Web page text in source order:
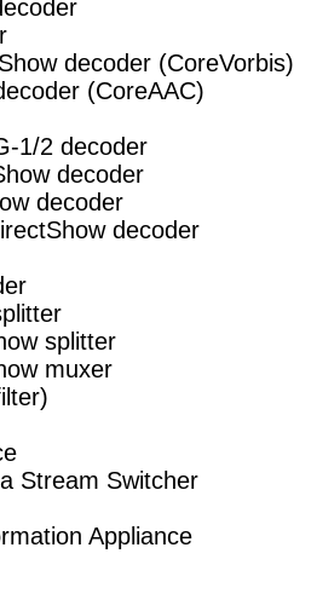
decoder (CoreVorbis)
(CoreAAC)
1/2 decoder
decoder
decoder
decoder
splitter
muxer
Stream Switcher
Appliance